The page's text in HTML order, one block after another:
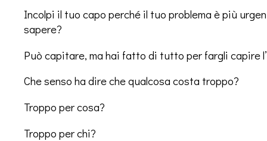
Incolpi il tuo capo perché il tuo problema è più
sapere?
Può capitare, ma hai fatto di tutto per fargli capire
Che senso ha dire che qualcosa costa troppo?
Troppo per cosa?
Troppo per chi?